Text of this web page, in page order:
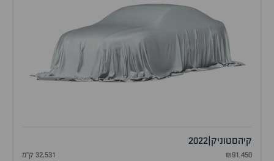
קיהסטוניק 2022
₪91,450 32,531 ק"מ